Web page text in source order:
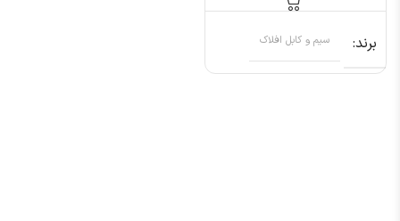
برند سیم و کابل افلاک